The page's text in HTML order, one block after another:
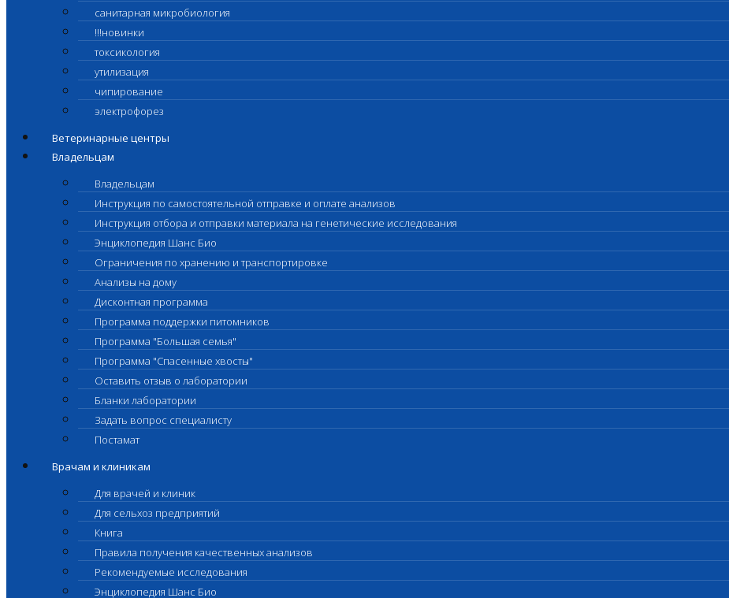
санитарная микробиология
!!!новинки
токсикология
утилизация
чипирование
электрофорез
Ветеринарные центры
Владельцам
Владельцам
Инструкция по самостоятельной отправке и оплате анализов
Инструкция отбора и отправки материала на генетические исследования
Энциклопедия Шанс Био
Ограничения по хранению и транспортировке
Анализы на дому
Дисконтная программа
Программа поддержки питомников
Программа "Большая семья"
Программа "Спасенные хвосты"
Оставить отзыв о лаборатории
Бланки лаборатории
Задать вопрос специалисту
Постамат
Врачам и клиникам
Для врачей и клиник
Для сельхоз предприятий
Книга
Правила получения качественных анализов
Рекомендуемые исследования
Энциклопедия Шанс Био